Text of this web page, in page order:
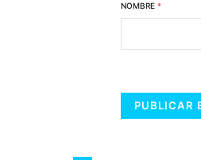
NOMBRE *